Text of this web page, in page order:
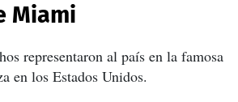
Miami
representaron al país en la famosa
en los Estados Unidos.